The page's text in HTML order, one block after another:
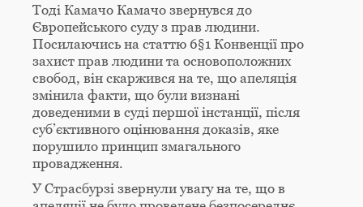
Тоді Камачо Камачо звернувся до
Європейського суду з прав людини.
Посилаючись на статтю 6§1 Конвенції про
захист прав людини та основоположних
свобод, він скаржився на те, що апеляція
змінила факти, що були визнані
доведеними в суді першої інстанції, після
суб’єктивного оцінювання доказів, яке
порушило принцип змагального
провадження.
У Страсбурзі звернули увагу на те, що в